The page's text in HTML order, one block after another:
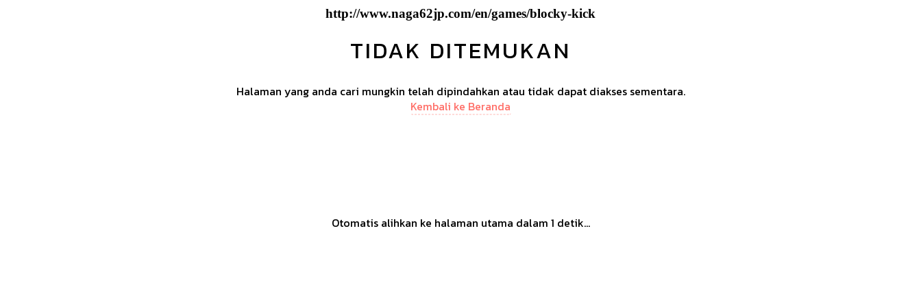
http://www.naga62jp.com/en/games/blocky-kick
TIDAK DITEMUKAN
Halaman yang anda cari mungkin telah dipindahkan atau tidak dapat diakses sementara.
Kembali ke Beranda
Otomatis alihkan ke halaman utama dalam 1 detik...